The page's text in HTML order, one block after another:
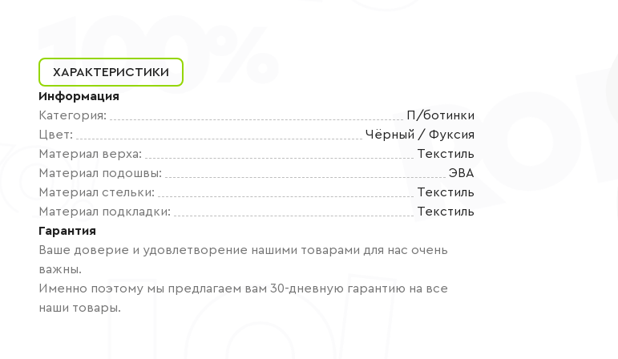
ХАРАКТЕРИСТИКИ
Информация
Категория:
П/ботинки
Цвет:
Чёрный / Фуксия
Материал верха:
Текстиль
Материал подошвы:
ЭВА
Материал стельки:
Текстиль
Материал подкладки:
Текстиль
Гарантия
Ваше доверие и удовлетворение нашими товарами для нас очень
важны.
Именно поэтому мы предлагаем вам 30-дневную гарантию на все
наши товары.